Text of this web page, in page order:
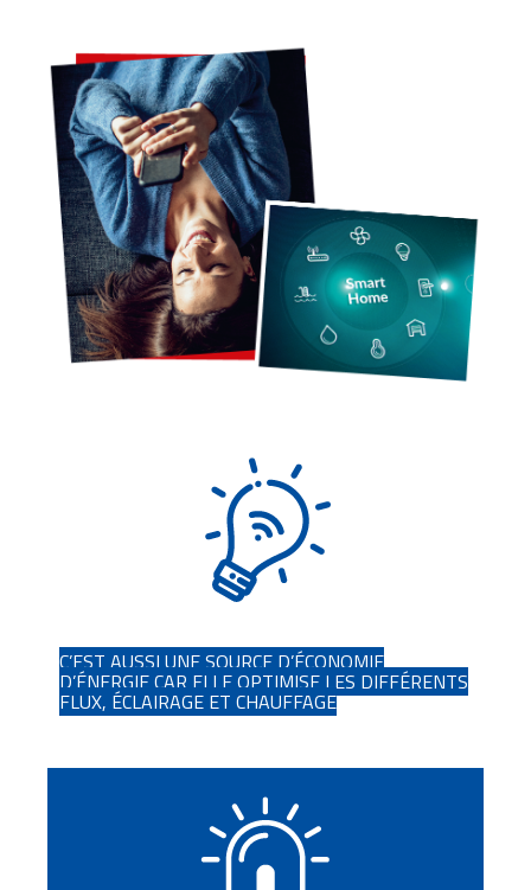
C’EST AUSSI UNE SOURCE D’ÉCONOMIE
D’ÉNERGIE CAR ELLE OPTIMISE LES DIFFÉRENTS
FLUX, ÉCLAIRAGE ET CHAUFFAGE